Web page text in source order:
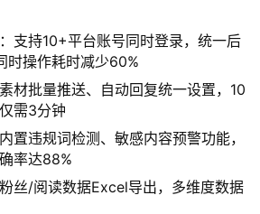
支持10+平台账号同时登录，统一后
时操作耗时减少60%
材批量推送、自动回复统一设置，10
需3分钟
置违规词检测、敏感内容预警功能，
率达88%
丝/阅读数据Excel导出，多维度数据